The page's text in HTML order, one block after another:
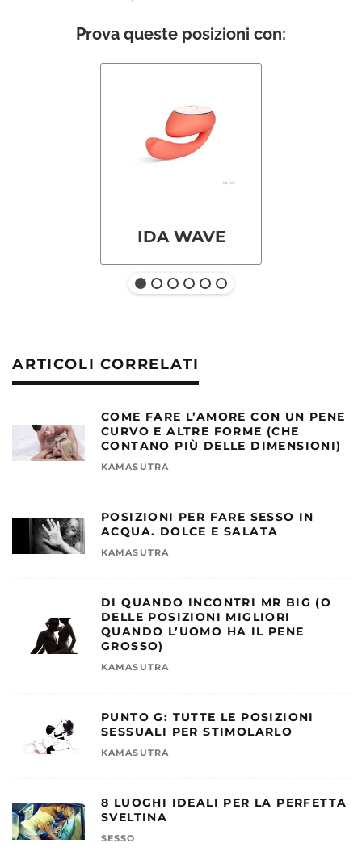
Prova queste posizioni con:
IDA WAVE
ARTICOLI CORRELATI
COME FARE L’AMORE CON UN PENE
CURVO E ALTRE FORME (CHE
CONTANO PIÙ DELLE DIMENSIONI)
KAMASUTRA
POSIZIONI PER FARE SESSO IN
ACQUA. DOLCE E SALATA
KAMASUTRA
DI QUANDO INCONTRI MR BIG (O
DELLE POSIZIONI MIGLIORI
QUANDO L’UOMO HA IL PENE
GROSSO)
KAMASUTRA
PUNTO G: TUTTE LE POSIZIONI
SESSUALI PER STIMOLARLO
KAMASUTRA
8 LUOGHI IDEALI PER LA PERFETTA
SVELTINA
SESSO